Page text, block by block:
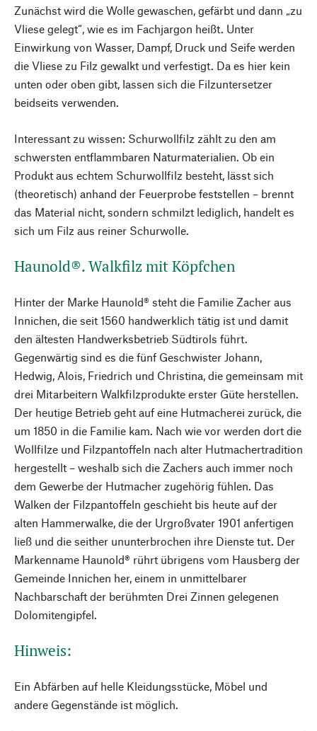
Zunächst wird die Wolle gewaschen, gefärbt und dann „zu
Vliese gelegt“, wie es im Fachjargon heißt. Unter
Einwirkung von Wasser, Dampf, Druck und Seife werden
die Vliese zu Filz gewalkt und verfestigt. Da es hier kein
unten oder oben gibt, lassen sich die Filzuntersetzer
beidseits verwenden.
Interessant zu wissen: Schurwollfilz zählt zu den am
schwersten entflammbaren Naturmaterialien. Ob ein
Produkt aus echtem Schurwollfilz besteht, lässt sich
(theoretisch) anhand der Feuerprobe feststellen – brennt
das Material nicht, sondern schmilzt lediglich, handelt es
sich um Filz aus reiner Schurwolle.
Haunold®. Walkfilz mit Köpfchen
Hinter der Marke Haunold® steht die Familie Zacher aus
Innichen, die seit 1560 handwerklich tätig ist und damit
den ältesten Handwerksbetrieb Südtirols führt.
Gegenwärtig sind es die fünf Geschwister Johann,
Hedwig, Alois, Friedrich und Christina, die gemeinsam mit
drei Mitarbeitern Walkfilzprodukte erster Güte herstellen.
Der heutige Betrieb geht auf eine Hutmacherei zurück, die
um 1850 in die Familie kam. Nach wie vor werden dort die
Wollfilze und Filzpantoffeln nach alter Hutmachertradition
hergestellt – weshalb sich die Zachers auch immer noch
dem Gewerbe der Hutmacher zugehörig fühlen. Das
Walken der Filzpantoffeln geschieht bis heute auf der
alten Hammerwalke, die der Urgroßvater 1901 anfertigen
ließ und die seither ununterbrochen ihre Dienste tut. Der
Markenname Haunold® rührt übrigens vom Hausberg der
Gemeinde Innichen her, einem in unmittelbarer
Nachbarschaft der berühmten Drei Zinnen gelegenen
Dolomitengipfel.
Hinweis:
Ein Abfärben auf helle Kleidungsstücke, Möbel und
andere Gegenstände ist möglich.